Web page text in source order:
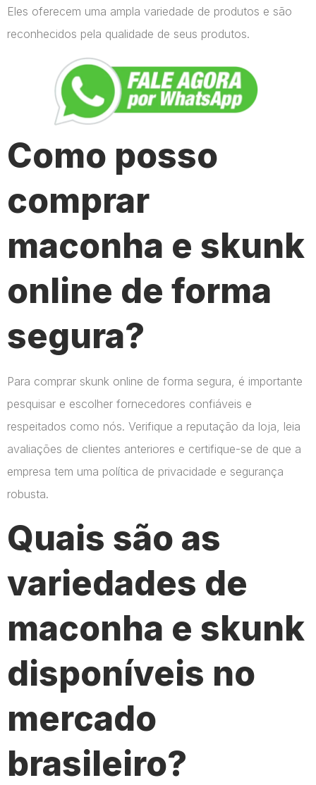
Eles oferecem uma ampla variedade de produtos e são
reconhecidos pela qualidade de seus produtos.
Como posso
comprar
maconha e skunk
online de forma
segura?
Para comprar skunk online de forma segura, é importante
pesquisar e escolher fornecedores confiáveis e
respeitados como nós. Verifique a reputação da loja, leia
avaliações de clientes anteriores e certifique-se de que a
empresa tem uma política de privacidade e segurança
robusta.
Quais são as
variedades de
maconha e skunk
disponíveis no
mercado
brasileiro?